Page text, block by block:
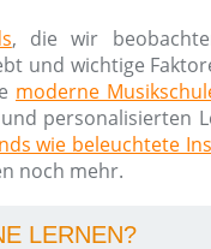
, die wir
und wichtige
moderne
personalisierten
wie beleuchtete
noch mehr.
LERNEN?